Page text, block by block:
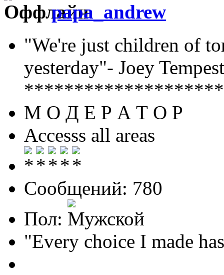
papa_andrew
"We're just children of
yesterday"- Joey
М О Д Е Р А Т О Р
Accesss all areas
Сообщений: 780
Пол:
"Every choice I made